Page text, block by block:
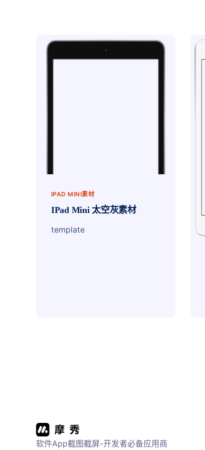
IPAD MINI素材
IPad Mini 太空灰素材
template
软件App截图截屏-开发者必备应用商